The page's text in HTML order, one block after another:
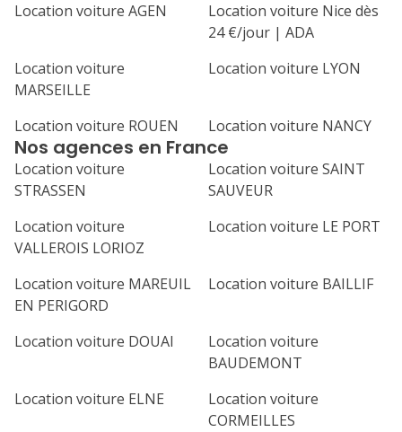
Location voiture AGEN
Location voiture Nice dès
24 €/jour | ADA
Location voiture
MARSEILLE
Location voiture LYON
Location voiture ROUEN Location voiture NANCY
Nos agences en France
Location voiture
STRASSEN
Location voiture SAINT
SAUVEUR
Location voiture
VALLEROIS LORIOZ
Location voiture LE PORT
Location voiture MAREUIL
EN PERIGORD
Location voiture BAILLIF
Location voiture DOUAI
Location voiture
BAUDEMONT
Location voiture ELNE
Location voiture
CORMEILLES